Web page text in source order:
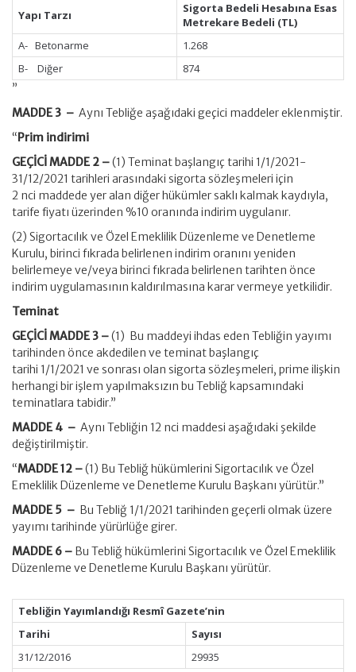
Yapı Tarzı Sigorta Bedeli Hesabına Esas
Metrekare Bedeli (TL)
A- Betonarme
1.268
B- Diğer
874
”
MADDE 3 – Aynı Tebliğe aşağıdaki geçici maddeler eklenmiştir.
“Prim indirimi
GEÇİCİ MADDE 2 –(1) Teminat başlangıç tarihi 1/1/2021-
31/12/2021 tarihleri arasındaki sigorta sözleşmeleri için
2 nci maddede yer alan diğer hükümler saklı kalmak kaydıyla,
tarife fiyatı üzerinden %10 oranında indirim uygulanır.
(2) Sigortacılık ve Özel Emeklilik Düzenleme ve Denetleme
Kurulu, birinci fıkrada belirlenen indirim oranını yeniden
belirlemeye ve/veya birinci fıkrada belirlenen tarihten önce
indirim uygulamasının kaldırılmasına karar vermeye yetkilidir.
Teminat
GEÇİCİ MADDE 3 –(1) Bu maddeyi ihdas eden Tebliğin yayımı
tarihinden önce akdedilen ve teminat başlangıç
tarihi 1/1/2021 ve sonrası olan sigorta sözleşmeleri, prime ilişkin
herhangi bir işlem yapılmaksızın bu Tebliğ kapsamındaki
teminatlara tabidir.”
MADDE 4 – Aynı Tebliğin 12 nci maddesi aşağıdaki şekilde
değiştirilmiştir.
“MADDE 12 –(1) Bu Tebliğ hükümlerini Sigortacılık ve Özel
Emeklilik Düzenleme ve Denetleme Kurulu Başkanı yürütür.”
MADDE 5 – Bu Tebliğ 1/1/2021 tarihinden geçerli olmak üzere
yayımı tarihinde yürürlüğe girer.
MADDE 6 – Bu Tebliğ hükümlerini Sigortacılık ve Özel Emeklilik
Düzenleme ve Denetleme Kurulu Başkanı yürütür.
Tebliğin Yayımlandığı Resmî Gazete’nin
Tarihi
Sayısı
31/12/2016
29935